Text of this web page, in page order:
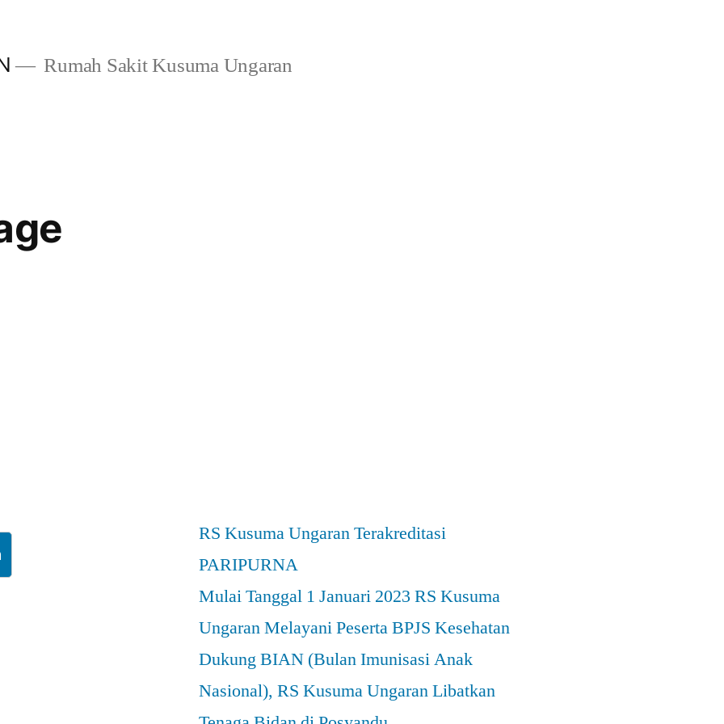
Rumah Sakit Kusuma Ungaran
RS Kusuma Ungaran Terakreditasi
PARIPURNA
Mulai Tanggal 1 Januari 2023 RS Kusuma
Ungaran Melayani Peserta BPJS Kesehatan
Dukung BIAN (Bulan Imunisasi Anak
Nasional), RS Kusuma Ungaran Libatkan